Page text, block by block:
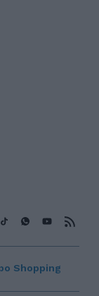
Shopping